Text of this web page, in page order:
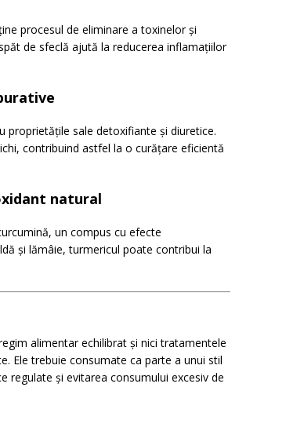
procesul de eliminare a toxinelor și
de sfeclă ajută la reducerea inflamațiilor
proprietățile sale detoxifiante și diuretice.
contribuind astfel la o curățare eficientă
natural
un compus cu efecte
și lămâie, turmericul poate contribui la
alimentar echilibrat și nici tratamentele
Ele trebuie consumate ca parte a unui stil
regulate și evitarea consumului excesiv de